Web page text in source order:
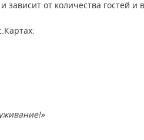
зависит от количества гостей и